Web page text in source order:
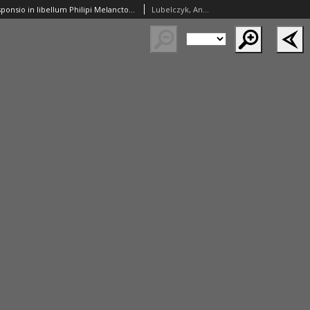
Tumultuaria responsio in libellum Philipi Melanctonis [...] Autore [...] Andrea Bochnen[si] Lubelczyk, Andrzej Bochnensis